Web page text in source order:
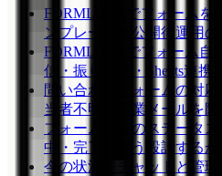
FORMLOVAでフォームを
ンプレートと公開後運用
FORMLOVAでフォーム自
信・振り分け・Sheets連携
問い合わせフォームの対
当者不明・営業メールを
フォーム回答のステータス
中・完了をどう設計するか
今の状況をチャットと管理